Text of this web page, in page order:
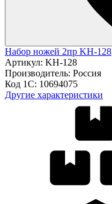
Набор ножей 2пр KH-128
Артикул: KH-128
Производитель: Россия
Код 1С: 10694075
Другие характеристики